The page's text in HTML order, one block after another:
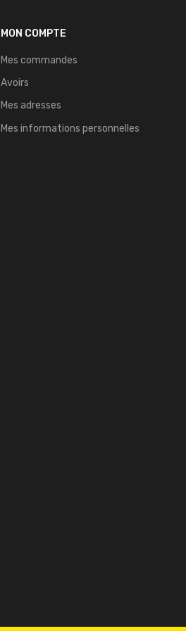
MON COMPTE
Mes commandes
Avoirs
Mes adresses
Mes informations personnelles